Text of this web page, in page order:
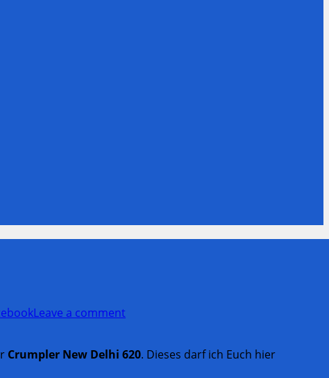
Leave a comment
Crumpler New Delhi 620. Dieses darf ich Euch hier